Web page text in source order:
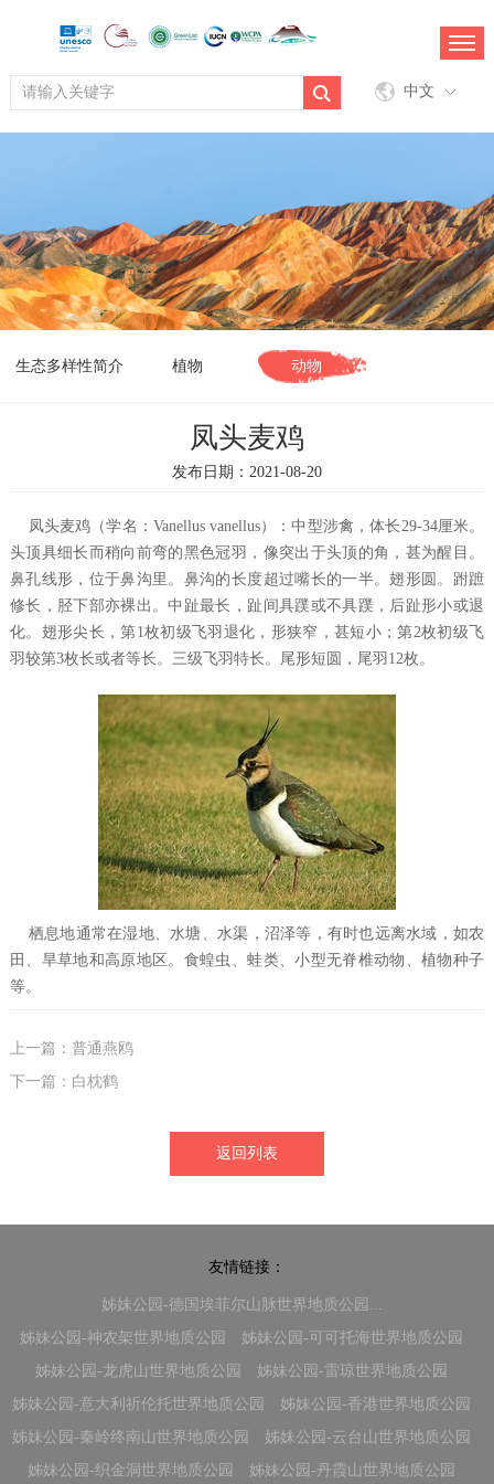
中文
生态多样性简介 植物 动物
凤头麦鸡
发布日期：2021-08-20
凤头麦鸡（学名：Vanellus vanellus）：中型涉禽，体长29-34厘米。
头顶具细长而稍向前弯的黑色冠羽，像突出于头顶的角，甚为醒目。
鼻孔线形，位于鼻沟里。鼻沟的长度超过嘴长的一半。翅形圆。跗蹠
修长，胫下部亦裸出。中趾最长，趾间具蹼或不具蹼，后趾形小或退
化。翅形尖长，第1枚初级飞羽退化，形狭窄，甚短小；第2枚初级飞
羽较第3枚长或者等长。三级飞羽特长。尾形短圆，尾羽12枚。
栖息地通常在湿地、水塘、水渠，沼泽等，有时也远离水域，如农
田、旱草地和高原地区。食蝗虫、蛙类、小型无脊椎动物、植物种子
等。
上一篇：普通燕鸥
下一篇：白枕鹤
返回列表
友情链接：
姊妹公园-德国埃菲尔山脉世界地质公园...
姊妹公园-神农架世界地质公园
姊妹公园-可可托海世界地质公园
姊妹公园-龙虎山世界地质公园
姊妹公园-雷琼世界地质公园
姊妹公园-意大利祈伦托世界地质公园
姊妹公园-香港世界地质公园
姊妹公园-秦岭终南山世界地质公园
姊妹公园-云台山世界地质公园
姊妹公园-织金洞世界地质公园
姊妹公园-丹霞山世界地质公园